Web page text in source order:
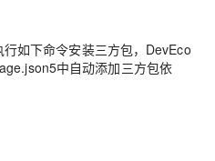
如下命令安装三方包，DevEco
中自动添加三方包依